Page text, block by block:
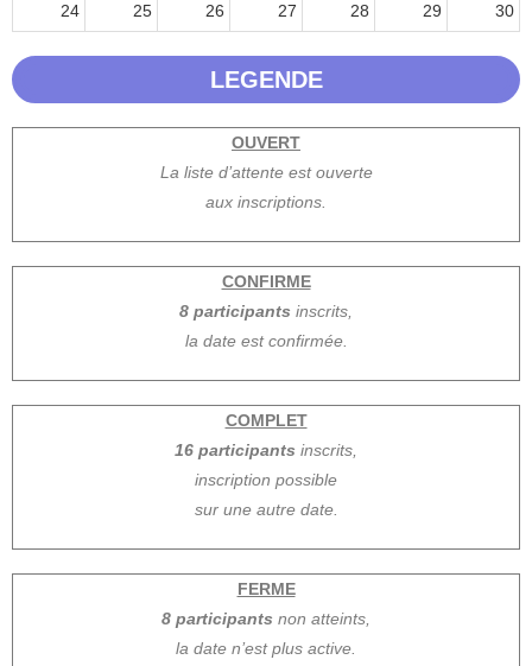
24 25 26 27 28 29 30
2 3
LEGENDE
OUVERT
La liste d’attente est ouverte
aux inscriptions.
CONFIRME
8 participants inscrits,
la date est confirmée.
COMPLET
16 participants inscrits,
inscription possible
sur une autre date.
FERME
8 participants non atteints,
la date n’est plus active.